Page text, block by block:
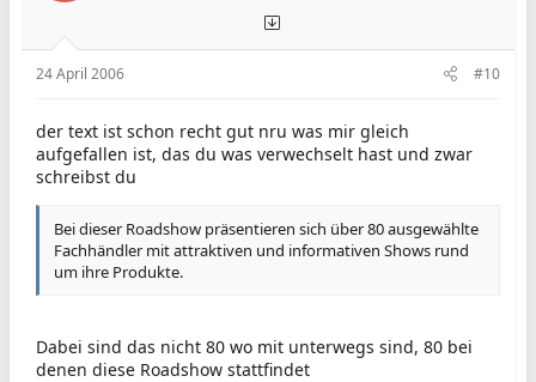
24 April 2006 #10
der text ist schon recht gut nru was mir gleich
aufgefallen ist, das du was verwechselt hast und zwar
schreibst du
Bei dieser Roadshow präsentieren sich über 80 ausgewählte
Fachhändler mit attraktiven und informativen Shows rund
um ihre Produkte.
Dabei sind das nicht 80 wo mit unterwegs sind, 80 bei
denen diese Roadshow stattfindet